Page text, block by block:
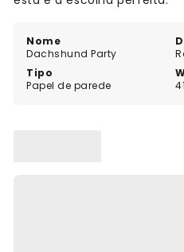
Nome
Dachshund Party
Tipo
Papel de parede